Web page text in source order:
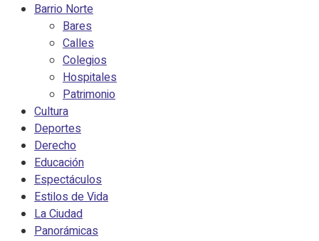
Barrio Norte
Bares
Calles
Colegios
Hospitales
Patrimonio
Cultura
Deportes
Derecho
Educación
Espectáculos
Estilos de Vida
La Ciudad
Panorámicas